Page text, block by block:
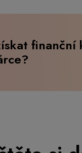
finanční